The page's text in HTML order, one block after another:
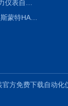
HART475罗斯蒙特HART475手操器
官方免费下载自